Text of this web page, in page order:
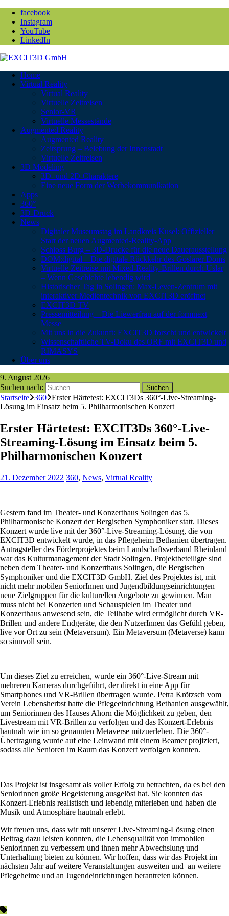
facebook
Instagram
YouTube
LinkedIn
Home
Virtual Reality
Virtual Reality
Virtuelle Zeitreisen
Senior-VR
Virtuelle Messestände
Augmented Reality
Augmented Reality
Zeitsprung – Belebung der Innenstadt
Virtuelle Zeitreisen
3D Modeling
3D- und 2D-Charaktere
Eine neue Form der Werbekommunikation
Apps
360°
3D-Druck
News
Digitaler Museumstag im Landkreis Kusel: Offizieller
Start der neuen Augmented-Reality-App
Schloss Burg – 3D-Drucke für die neue Dauerausstellung
DOM:digital – Die digitale Rückkehr des Goslarer Doms
Virtuelle Zeitreise mit Mixed-Reality-Brillen durch Uslar
– Wenn Geschichte lebendig wird
Historischer Tag in Solingen: Max-Leven-Zentrum mit
interaktiver Medientechnik von EXCIT3D eröffnet
EXCIT3D TV
Pressemitteilung – Die Liewerfrau auf der formnext
Messe
Mit uns in die Zukunft: EXCIT3D forscht und entwickelt
Wissenschaftliche TV-Doku des ORF mit EXCIT3D und
RIMASYS
Über uns
9. August 2026
Suchen nach:
Startseite 360 Erster Härtetest: EXCIT3Ds 360°-Live-Streaming-
Lösung im Einsatz beim 5. Philharmonischen Konzert
Erster Härtetest: EXCIT3Ds 360°-Live-
Streaming-Lösung im Einsatz beim 5.
Philharmonischen Konzert
21. Dezember 2022 360, News, Virtual Reality
Gestern fand im Theater- und Konzerthaus Solingen das 5.
Philharmonische Konzert der Bergischen Symphoniker statt. Dieses
Konzert wurde live mit der 360°-Live-Streaming-Lösung, die von
EXCIT3D entwickelt wurde, in das Pflegeheim Bethanien übertragen.
Antragsteller des Förderprojektes beim Landschaftsverband Rheinland
war das Kulturmanagement der Stadt Solingen. Projektbeteiligte sind
neben dem Theater- und Konzerthaus Solingen, die Bergischen
Symphoniker und die EXCIT3D GmbH. Ziel des Projektes ist, mit
nicht mehr mobilen SeniorInnen und Jugendbildungseinrichtungen
neue Zielgruppen für die kulturellen Angebote zu gewinnen. Man
muss nicht bei Konzerten und Schauspielen im Theater und
Konzerthaus anwesend sein, die Teilhabe wird ermöglicht durch VR-
Brillen und andere Endgeräte, die den NutzerInnen das Gefühl geben,
live vor Ort zu sein (Metaversum). Ein Metaversum (Metaverse) kann
so sinnvoll sein.
Um dieses Ziel zu erreichen, wurde ein 360°-Live-Stream mit
mehreren Kameras durchgeführt, der direkt in eine App für
Smartphones und VR-Brillen übertragen wurde. Petra Krötzsch vom
Verein Lebensherbst hatte die Pflegeeinrichtung Bethanien ausgewählt,
um Seniorinnen des Hauses Ahorn die Möglichkeit zu geben, den
Livestream mit VR-Brillen zu verfolgen und das Konzert-Erlebnis
hautnah wie im so genannten Metaverse mitzuerleben. Die 360°-
Übertragung wurde auf eine Leinwand mit einem Beamer projiziert,
sodass alle Senioren im Raum das Konzert verfolgen konnten.
Das Projekt ist insgesamt als voller Erfolg zu betrachten, da es bei den
Seniorinnen große Begeisterung ausgelöst hat. Sie konnten das
Konzert-Erlebnis realistisch und lebendig miterleben und haben die
Musik und Atmosphäre hautnah erlebt.
Wir freuen uns, dass wir mit unserer Live-Streaming-Lösung einen
Beitrag dazu leisten konnten, die Lebensqualität von immobilen
Seniorinnen zu verbessern und ihnen mehr Abwechslung und
Unterhaltung bieten zu können. Wir hoffen, dass wir das Projekt im
nächsten Jahr auf weitere Veranstaltungen ausweiten und an weitere
Pflegeheime und an Jugendeinrichtungen herantreten können.